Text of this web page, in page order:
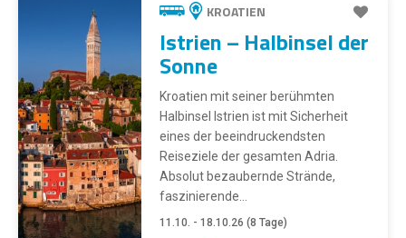
KROATIEN
Istrien – Halbinsel der
Sonne
Kroatien mit seiner berühmten
Halbinsel Istrien ist mit Sicherheit
eines der beeindruckendsten
Reiseziele der gesamten Adria.
Absolut bezaubernde Strände,
faszinierende...
11.10. - 18.10.26 (8 Tage)